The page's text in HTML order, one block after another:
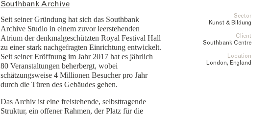
Southbank Archive
Seit seiner Gründung hat sich das Southbank
Archive Studio in einem zuvor leerstehenden
Atrium der denkmalgeschützten Royal Festival Hall
zu einer stark nachgefragten Einrichtung entwickelt.
Seit seiner Eröffnung im Jahr 2017 hat es jährlich
80 Veranstaltungen beherbergt, wobei
schätzungsweise 4 Millionen Besucher pro Jahr
durch die Türen des Gebäudes gehen.
Das Archiv ist eine freistehende, selbsttragende
Struktur, ein offener Rahmen, der Platz für die
Sector
Kunst & Bildung
Client
Southbank Centre
Location
London, England